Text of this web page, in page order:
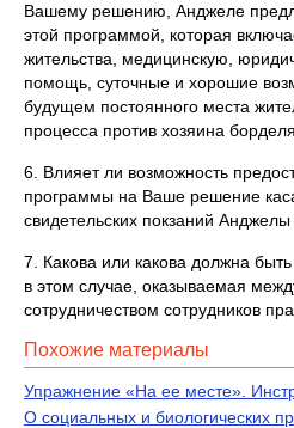
Вашему решению, Анджеле
этой программой, которая
жительства, медицинскую,
помощь, суточные и хорошие
будущем постоянного места
процесса против хозяина борделя.
6. Влияет ли возможность
программы на Ваше решение
свидетельских покзаний
7. Какова или какова должна
в этом случае, оказываемая
сотрудничеством сотрудников
Похожие материалы
Упражнение «На ее месте».
О социальных и биологических